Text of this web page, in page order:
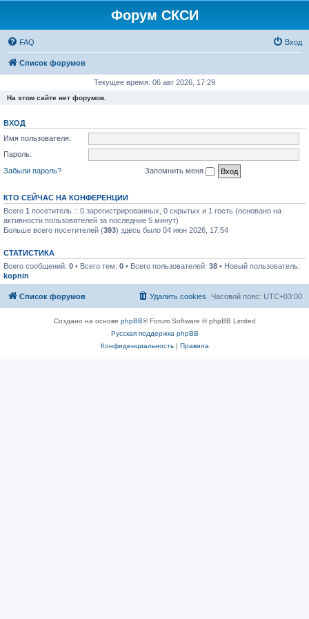
Форум СКСИ
FAQ Вход
Список форумов
Текущее время: 06 авг 2026, 17:29
На этом сайте нет форумов.
ВХОД
Имя пользователя:
Пароль:
Забыли пароль?
Запомнить меня
КТО СЕЙЧАС НА КОНФЕРЕНЦИИ
Всего 1 посетитель :: 0 зарегистрированных, 0 скрытых и 1 гость (основано на
активности пользователей за последние 5 минут)
Больше всего посетителей (393) здесь было 04 июн 2026, 17:54
СТАТИСТИКА
Всего сообщений: 0 • Всего тем: 0 • Всего пользователей: 38 • Новый пользователь:
kopnin
Список форумов Часовой пояс: UTC+03:00
Удалить cookies
Создано на основе phpBB® Forum Software © phpBB Limited
Русская поддержка phpBB
Конфиденциальность| Правила